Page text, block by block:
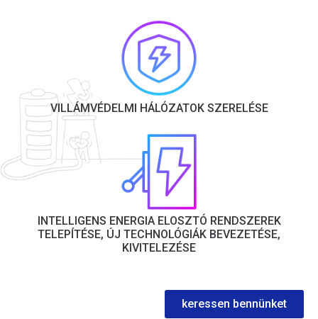
VILLÁMVÉDELMI HÁLÓZATOK SZERELÉSE
INTELLIGENS ENERGIA ELOSZTÓ RENDSZEREK
TELEPÍTÉSE, ÚJ TECHNOLÓGIÁK BEVEZETÉSE,
KIVITELEZÉSE
keressen bennünket